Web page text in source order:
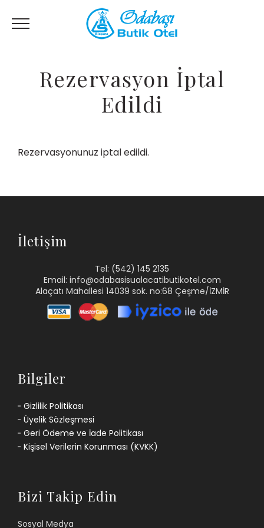
Rezervasyon İptal
Edildi
Rezervasyonunuz iptal edildi.
İletişim
Tel: (542) 145 2135
Email: info@odabasisualacatibutikotel.com
Alaçatı Mahallesi 14039 sok. no:68 Çeşme/İZMİR
Bilgiler
Gizlilik Politikası
Üyelik Sözleşmesi
Geri Ödeme ve İade Politikası
Kişisel Verilerin Korunması (KVKK)
Bizi Takip Edin
Sosyal Medya